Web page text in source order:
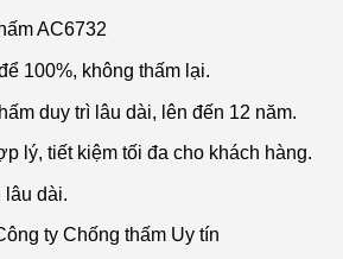
AC6732
100%, không thấm lại.
duy trì lâu dài, lên đến 12 năm.
lý, tiết kiệm tối đa cho khách hàng.
lâu dài.
ty Chống thấm Uy tín